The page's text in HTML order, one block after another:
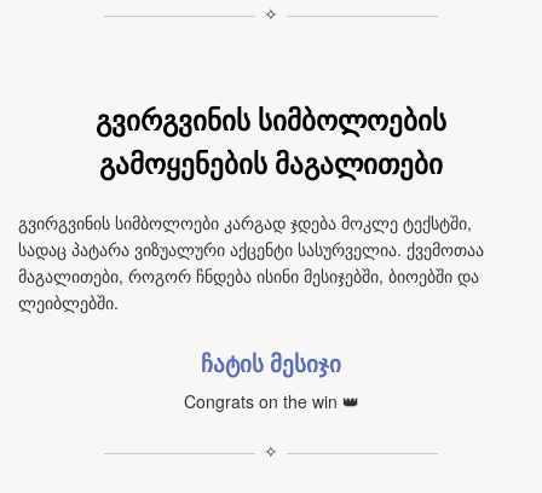
✧
გვირგვინის სიმბოლოების
გამოყენების მაგალითები
გვირგვინის სიმბოლოები კარგად ჯდება მოკლე ტექსტში,
სადაც პატარა ვიზუალური აქცენტი სასურველია. ქვემოთაა
მაგალითები, როგორ ჩნდება ისინი მესიჯებში, ბიოებში და
ლეიბლებში.
ჩატის მესიჯი
Congrats on the win 👑
✧